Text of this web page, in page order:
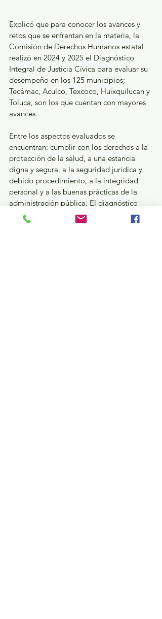
Explicó que para conocer los avances y
retos que se enfrentan en la materia, la
Comisión de Derechos Humanos estatal
realizó en 2024 y 2025 el Diagnóstico
Integral de Justicia Cívica para evaluar su
desempeño en los 125 municipios;
Tecámac, Aculco, Texcoco, Huixquilucan y
Toluca, son los que cuentan con mayores
avances.
Entre los aspectos evaluados se
encuentran: cumplir con los derechos a la
protección de la salud, a una estancia
digna y segura, a la seguridad jurídica y
debido procedimiento, a la integridad
personal y a las buenas prácticas de la
administración pública. El diagnóstico
propone generar protocolos de trato
diferenciado para evitar vulnerar los